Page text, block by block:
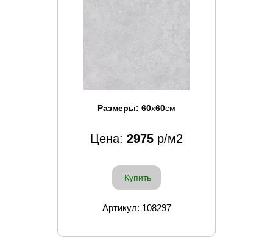
Размеры: 60x60см
Цена: 2975 р/м2
Купить
Артикул: 108297